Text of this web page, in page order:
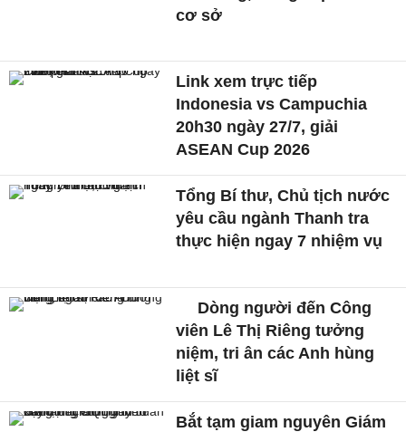
cơ sở
Link xem trực tiếp
Indonesia vs Campuchia
20h30 ngày 27/7, giải
ASEAN Cup 2026
Tổng Bí thư, Chủ tịch nước
yêu cầu ngành Thanh tra
thực hiện ngay 7 nhiệm vụ
Dòng người đến Công
viên Lê Thị Riêng tưởng
niệm, tri ân các Anh hùng
liệt sĩ
Bắt tạm giam nguyên Giám